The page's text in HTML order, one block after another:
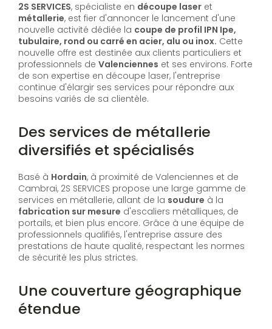
2S SERVICES, spécialiste en découpe laser et
métallerie, est fier d'annoncer le lancement d'une
nouvelle activité dédiée la coupe de profil IPN Ipe,
tubulaire, rond ou carré en acier, alu ou inox. Cette
nouvelle offre est destinée aux clients particuliers et
professionnels de Valenciennes et ses environs. Forte
de son expertise en découpe laser, l'entreprise
continue d'élargir ses services pour répondre aux
besoins variés de sa clientèle.
Des services de métallerie
diversifiés et spécialisés
Basé à Hordain, à proximité de Valenciennes et de
Cambrai, 2S SERVICES propose une large gamme de
services en métallerie, allant de la soudure à la
fabrication sur mesure d'escaliers métalliques, de
portails, et bien plus encore. Grâce à une équipe de
professionnels qualifiés, l'entreprise assure des
prestations de haute qualité, respectant les normes
de sécurité les plus strictes.
Une couverture géographique
étendue